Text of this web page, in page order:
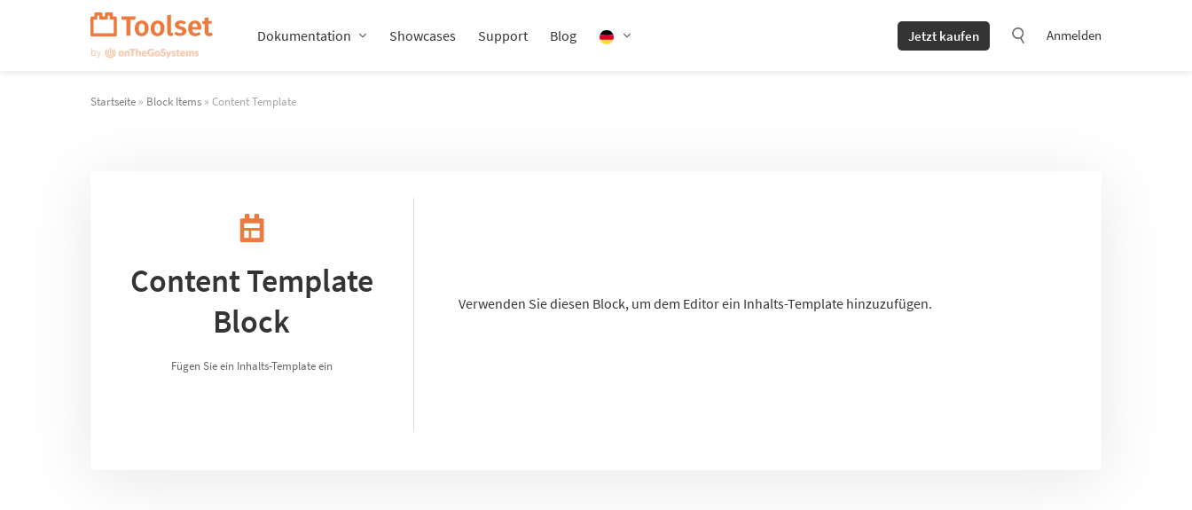
Dokumentation Showcases Support Blog Jetzt kaufen Anmelden
Startseite » Block Items » Content Template
Content Template
Block
Fügen Sie ein Inhalts-Template ein
Verwenden Sie diesen Block, um dem Editor ein Inhalts-Template hinzuzufügen.